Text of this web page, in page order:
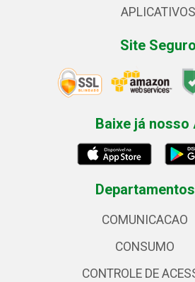
APLICATIVOS
Site Seguro
Baixe já nosso
Departamentos
COMUNICACAO
CONSUMO
CONTROLE DE